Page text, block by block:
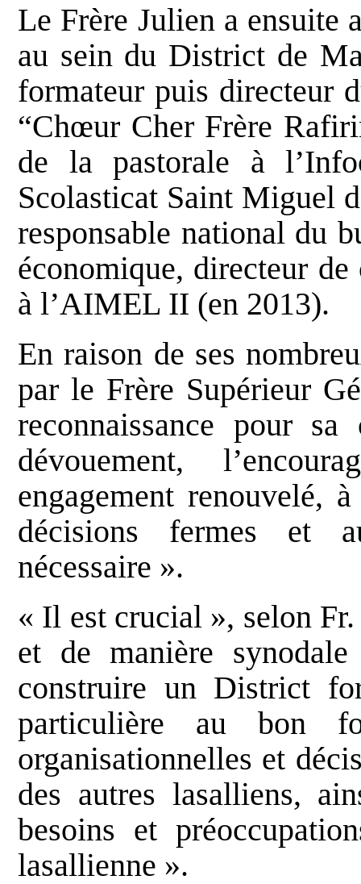
Le Frère Julien a ensuite
au sein du District de
formateur puis directeur
“Chœur Cher Frère
de la pastorale à
Scolasticat Saint Miguel
responsable national du
économique, directeur
à l’AIMEL II (en 2013).
En raison de ses
par le Frère Supérieur
reconnaissance pour
dévouement,
engagement renouvelé,
décisions fermes et
nécessaire ».
« Il est crucial », selon
et de manière
construire un District
particulière au bon
organisationnelles et
des autres lasalliens,
besoins et
lasallienne ».